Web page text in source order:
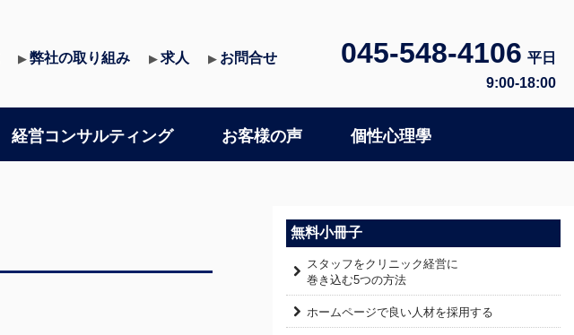
▶ 弊社の取り組み ▶ 求人 ▶ お問合せ 045-548-4106 平日
9:00-18:00
経営コンサルティング お客様の声 個性心理學
無料小冊子
スタッフをクリニック経営に
巻き込む5つの方法
ホームページで良い人材を採用する